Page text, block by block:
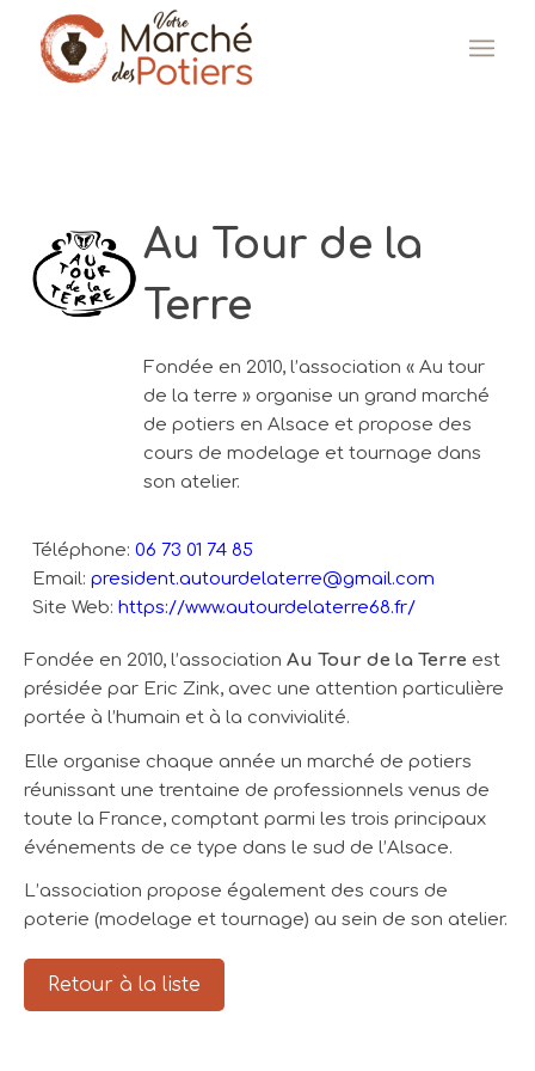
Au Tour de la
Terre
Fondée en 2010, l’association « Au tour
de la terre » organise un grand marché
de potiers en Alsace et propose des
cours de modelage et tournage dans
son atelier.
Téléphone: 06 73 01 74 85
Email: president.autourdelaterre@gmail.com
Site Web: https://www.autourdelaterre68.fr/
Fondée en 2010, l’association Au Tour de la Terre est
présidée par Eric Zink, avec une attention particulière
portée à l’humain et à la convivialité.
Elle organise chaque année un marché de potiers
réunissant une trentaine de professionnels venus de
toute la France, comptant parmi les trois principaux
événements de ce type dans le sud de l’Alsace.
L’association propose également des cours de
poterie (modelage et tournage) au sein de son atelier.
Retour à la liste